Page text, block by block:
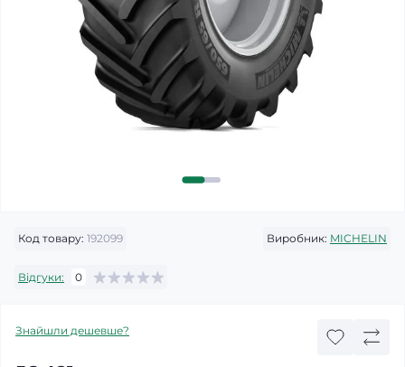
Код товару: 192099 Виробник: MICHELIN
Відгуки: 0
Знайшли дешевше?